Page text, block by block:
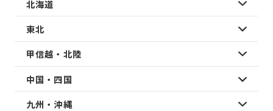
北海道
東北
甲信越・北陸
中国・四国
九州・沖縄